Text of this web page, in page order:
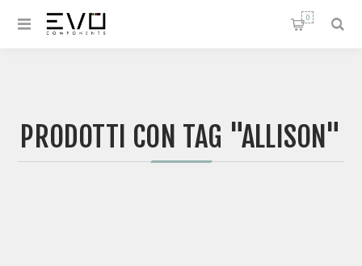
0
PRODOTTI CON TAG "ALLISON"